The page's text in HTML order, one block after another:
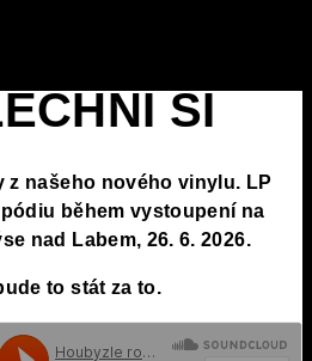
SI
z našeho nového vinylu. LP
během vystoupení na
nad Labem, 26. 6. 2026.
to stát za to.